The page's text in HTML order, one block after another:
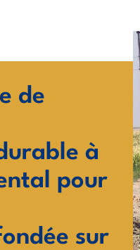
de
à
pour
sur